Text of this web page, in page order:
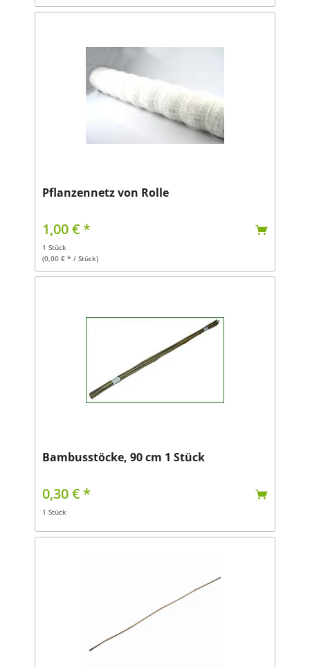
Pflanzennetz von Rolle
1,00 € *
1 Stück
(0,00 € * / Stück)
Bambusstöcke, 90 cm 1 Stück
0,30 € *
1 Stück